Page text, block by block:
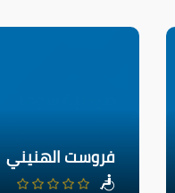
فروست الهنيني